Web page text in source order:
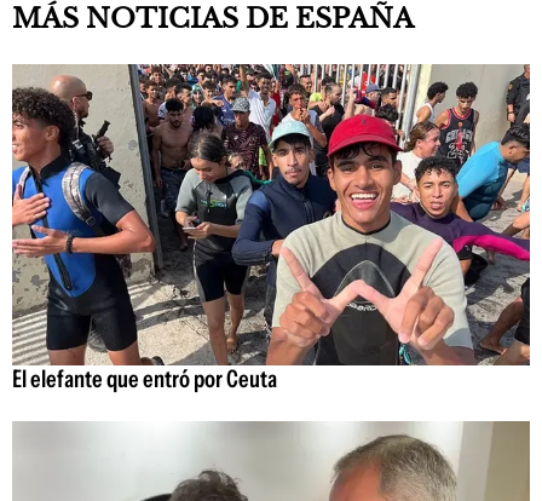
MÁS NOTICIAS DE ESPAÑA
El elefante que entró por Ceuta